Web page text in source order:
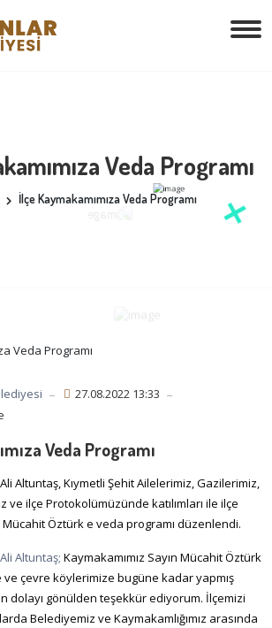
Veda Programı
İlçe Kaymakamımıza Veda Programı
27.08.2022 13:33
Veda Programı
Altuntaş, Kıymetli Şehit Ailelerimiz, Gazilerimiz,
ve ilçe Protokolümüzünde katılımları ile ilçe
Mücahit Öztürk e veda programı düzenlendi.
Altuntaş; Kaymakamımız Sayın Mücahit Öztürk
çevre köylerimize bugüne kadar yapmış
dolayı gönülden teşekkür ediyorum. İlçemizi
Belediyemiz ve Kaymakamlığımız arasında